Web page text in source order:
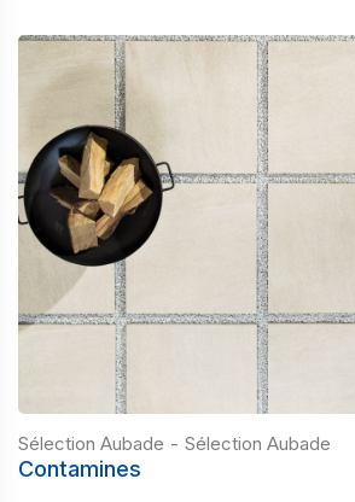
Sélection Aubade - Sélection Aubade
Contamines